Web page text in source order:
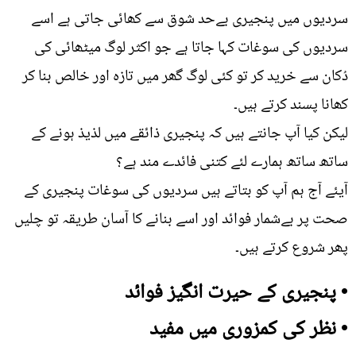
سردیوں میں پنجیری بےحد شوق سے کھائی جاتی ہے اسے
سردیوں کی سوغات کہا جاتا ہے جو اکثر لوگ میٹھائی کی
دُکان سے خرید کر تو کئی لوگ گھر میں تازہ اور خالص بنا کر
کھانا پسند کرتے ہیں۔
لیکن کیا آپ جانتے ہیں کہ پنجیری ذائقے میں لذیذ ہونے کے
ساتھ ساتھ ہمارے لئے کتنی فائدے مند ہے؟
آیئے آج ہم آپ کو بتاتے ہیں سردیوں کی سوغات پنجیری کے
صحت پر بےشمار فوائد اور اسے بنانے کا آسان طریقہ تو چلیں
پھر شروع کرتے ہیں۔
• پنجیری کے حیرت انگیز فوائد
• نظر کی کمزوری میں مفید